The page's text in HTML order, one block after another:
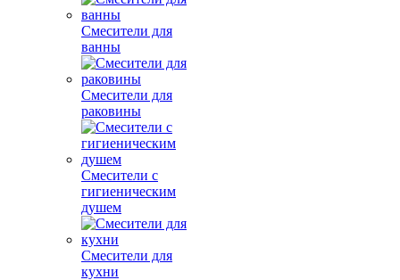
Смесители для
ванны
Смесители для
раковины
Смесители с
гигиеническим
душем
Смесители для
кухни